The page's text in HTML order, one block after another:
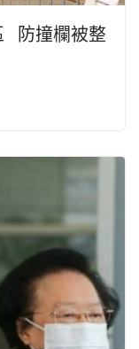
防撞欄被整